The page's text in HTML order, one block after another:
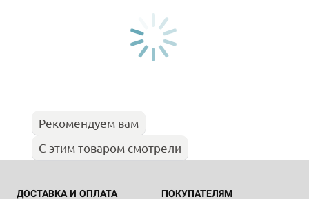
Рекомендуем вам
С этим товаром смотрели
ДОСТАВКА И ОПЛАТА ПОКУПАТЕЛЯМ